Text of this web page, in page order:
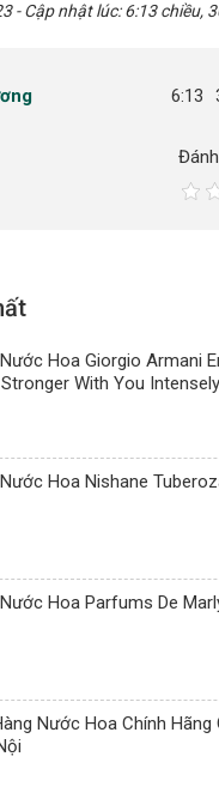
- Cập nhật lúc: 6:13 chiều,
6:13
Hoa Giorgio Armani
With You Intensely
Hoa Nishane
Hoa Parfums De
Nước Hoa Chính Hãng